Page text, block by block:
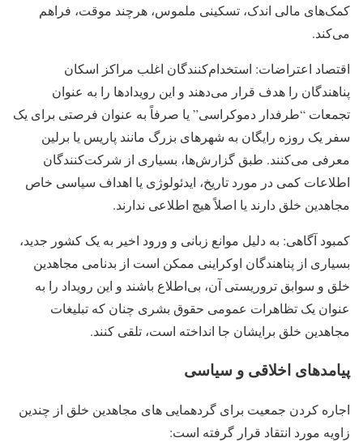
کمک‌های مالی اندک، تسکینی ملموس، هرچند موقت، فراهم
می‌کند.
اقتصاد اعتراضات: استخدام‌کنندگان اغلب مراکز اسکان
پناهندگان را هدف قرار می‌دهند و این رویدادها را به عنوان
تجمعات “طرفدار دموکراسی” یا صرفاً به عنوان فرصتی برای یک
سفر یک روزه رایگان به شهرهای بزرگ مانند پاریس یا برلین
معرفی می‌کنند. طبق گزارش‌ها، بسیاری از شرکت‌کنندگان
اطلاعات کمی در مورد تاریخ، ایدئولوژی یا اهداف سیاسی خاص
مجاهدین خلق دارند یا اصلاً هیچ اطلاعی ندارند.
کمبود آگاهی: به دلیل موانع زبانی و ورود اخیر به یک کشور جدید،
بسیاری از پناهندگان اوکراینی ممکن است از بدنامی مجاهدین
خلق و سوابق تروریستی آن، بی‌اطلاع باشند و این رویداد را به
عنوان یک تظاهرات عمومی حقوق بشری چنان که تبلیغات
مجاهدین خلق برایشان جا انداخته است، تلقی کنند.
پیامدهای اخلاقی و سیاسی
اجاره کردن جمعیت برای گردهمایی های مجاهدین خلق از چندین
زاویه مورد انتقاد قرار گرفته است: